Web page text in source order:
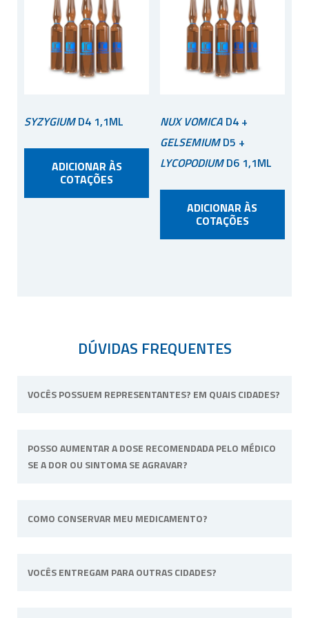
SYZYGIUMD4 1,1ML
ADICIONAR ÀS
COTAÇÕES
NUX VOMICAD4 +
GELSEMIUMD5 +
LYCOPODIUMD6 1,1ML
ADICIONAR ÀS
COTAÇÕES
DÚVIDAS FREQUENTES
VOCÊS POSSUEM REPRESENTANTES? EM QUAIS CIDADES?
unidade física fica situada em Ribeirão Preto,
interior de São Paulo.
POSSO AUMENTAR A DOSE RECOMENDADA PELO MÉDICO
SE A DOR OU SINTOMA SE AGRAVAR?
acompanha para alterar a dose ou posologia
COMO CONSERVAR MEU MEDICAMENTO?
a fórmula tiver uma necessidade específica irá
VOCÊS ENTREGAM PARA OUTRAS CIDADES?